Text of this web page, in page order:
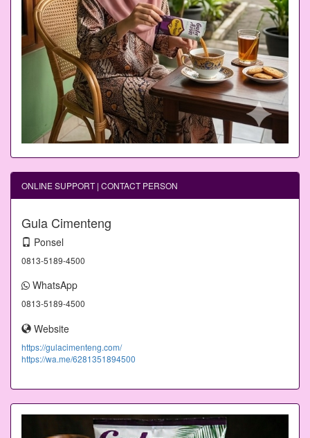
ONLINE SUPPORT | CONTACT PERSON
Gula Cimenteng
Ponsel
0813-5189-4500
WhatsApp
0813-5189-4500
Website
https://gulacimenteng.com/
https://wa.me/6281351894500